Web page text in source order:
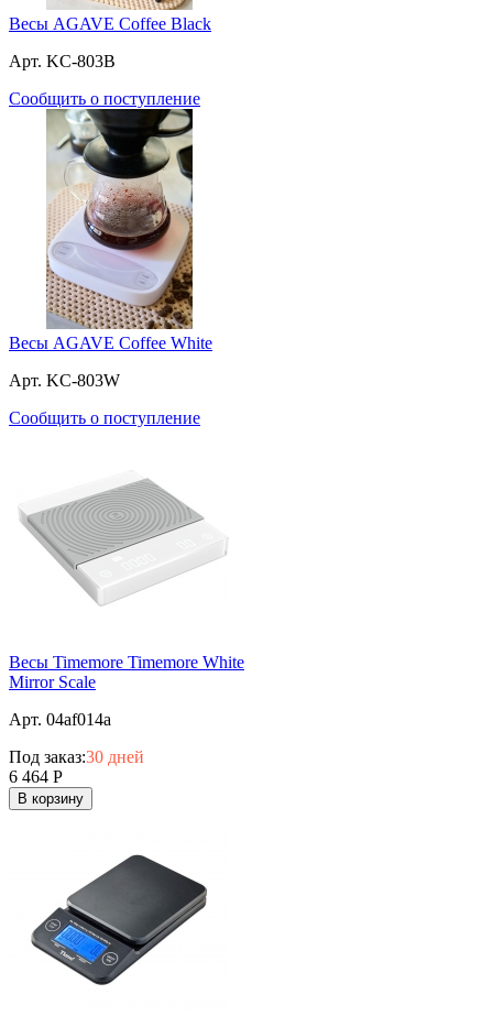
Весы AGAVE Coffee Black
Арт. KC-803B
Сообщить о поступление
Весы AGAVE Coffee White
Арт. KC-803W
Сообщить о поступление
Весы Timemore Timemore White
Mirror Scale
Арт. 04af014a
Под заказ:30 дней
6 464 Р
В корзину